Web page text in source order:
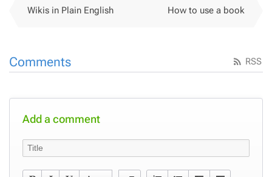
Wikis in Plain English How to use a book
RSS
Comments
Add a comment